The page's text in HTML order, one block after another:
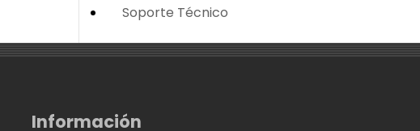
Soporte Técnico
Información